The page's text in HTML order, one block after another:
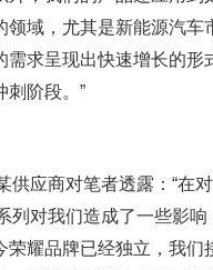
领域，尤其是新能源汽车
需求呈现出快速增长的形
刺阶段。”
应商对笔者透露：“在
列对我们造成了一些影响
荣耀品牌已经独立，我们